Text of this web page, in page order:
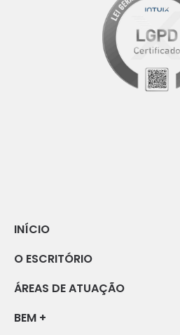
INÍCIO
O ESCRITÓRIO
ÁREAS DE ATUAÇÃO
BEM +